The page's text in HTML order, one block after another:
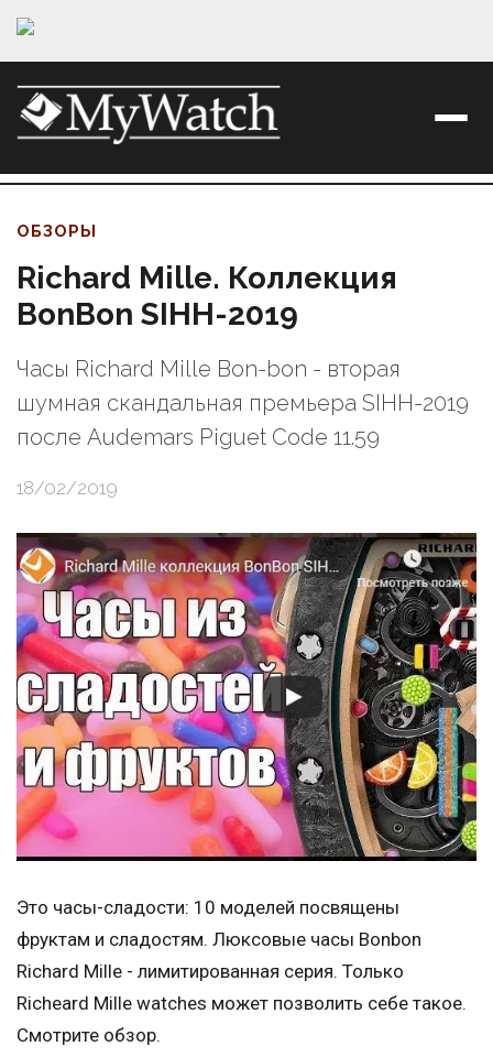
ОБЗОРЫ
Richard Mille. Коллекция
BonBon SIHH-2019
Часы Richard Mille Bon-bon - вторая
шумная скандальная премьера SIHH-2019
после Audemars Piguet Code 11.59
18/02/2019
Это часы-сладости: 10 моделей посвящены
фруктам и сладостям. Люксовые часы Bonbon
Richard Mille - лимитированная серия. Только
Richeard Mille watches может позволить себе такое.
Смотрите обзор.